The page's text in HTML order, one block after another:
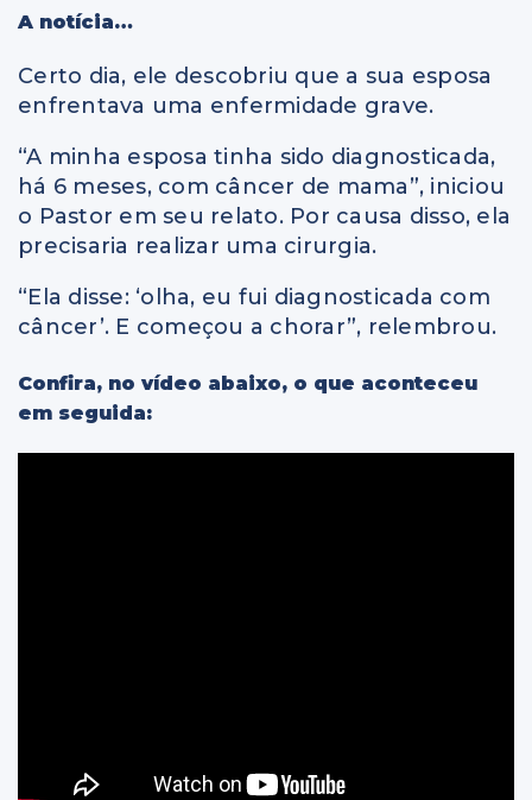
A notícia…
Certo dia, ele descobriu que a sua esposa
enfrentava uma enfermidade grave.
“A minha esposa tinha sido diagnosticada,
há 6 meses, com câncer de mama”, iniciou
o Pastor em seu relato. Por causa disso, ela
precisaria realizar uma cirurgia.
“Ela disse: ‘olha, eu fui diagnosticada com
câncer’. E começou a chorar”, relembrou.
Confira, no vídeo abaixo, o que aconteceu
em seguida: